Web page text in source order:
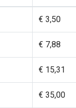
€ 3,50
€ 7,88
€ 15,31
€ 35,00